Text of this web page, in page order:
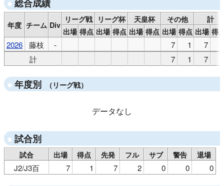
国士舘大
総合成績
年度 チーム Div
リーグ戦 リーグ杯 天皇杯 その他
計
出場 得点 出場 得点 出場 得点 出場 得点 出場 得
2026 藤枝 - 7 1 7
計
7 1 7
年度別 （リーグ戦）
データなし
試合別
試合 出場 得点 先発 フル サブ 警告 退場
J2/J3百 7 1 7 2 0 0 0